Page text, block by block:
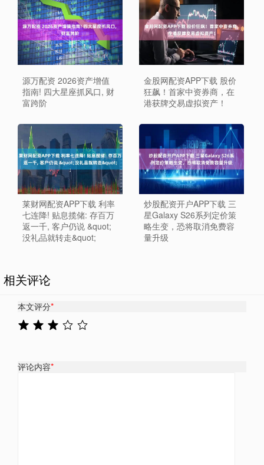
源万配资 2026资产增值
指南! 四大星座抓风口, 财
富跨阶
金股网配资APP下载 股价
狂飙！首家中资券商，在
港获牌交易虚拟资产！
莱财网配资APP下载 利率
七连降! 贴息揽储: 存百万
返一千, 客户仍说 &quot;
没礼品就转走&quot;
炒股配资开户APP下载 三
星Galaxy S26系列定价策
略生变，恐将取消免费容
量升级
相关评论
本文评分*
评论内容*